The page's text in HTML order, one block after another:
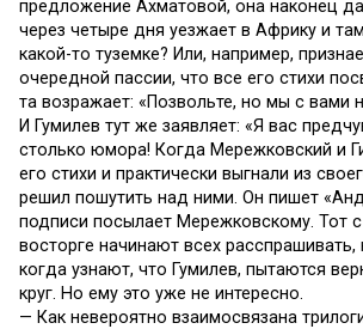
предложение Ахматовой, она наконец
через четыре дня уезжает в Африку и
какой-то туземке? Или, например,
очередной пассии, что все его стихи
та возражает: «Позвольте, но мы с вами
И Гумилев тут же заявляет: «Я вас
столько юмора! Когда Мережковский и
его стихи и практически выгнали из
решил пошутить над ними. Он пишет
подписи посылает Мережковскому. Тот
восторге начинают всех расспрашивать,
когда узнают, что Гумилев, пытаются
круг. Но ему это уже не интересно.
— Как невероятно взаимосвязана